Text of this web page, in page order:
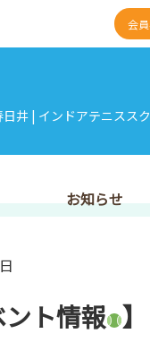
会
井 | インドアテニスス
お知らせ
ト情報 】